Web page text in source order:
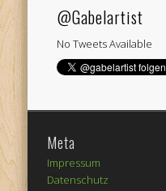
@Gabelartist
No Tweets Available
Meta
Impressum
Datenschutz